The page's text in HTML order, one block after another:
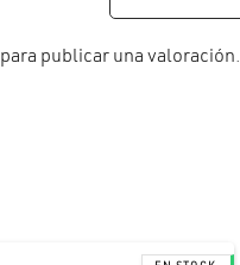
para publicar una valoración.